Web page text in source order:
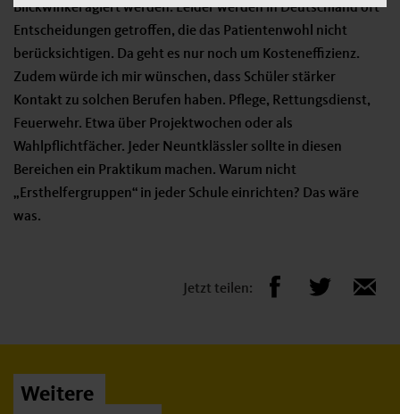
Blickwinkel agiert werden. Leider werden in Deutschland oft
Entscheidungen getroffen, die das Patientenwohl nicht
berücksichtigen. Da geht es nur noch um Kosteneffizienz.
Zudem würde ich mir wünschen, dass Schüler stärker
Kontakt zu solchen Berufen haben. Pflege, Rettungsdienst,
Feuerwehr. Etwa über Projektwochen oder als
Wahlpflichtfächer. Jeder Neuntklässler sollte in diesen
Bereichen ein Praktikum machen. Warum nicht
„Ersthelfergruppen“ in jeder Schule einrichten? Das wäre
was.
Jetzt teilen:
Weitere